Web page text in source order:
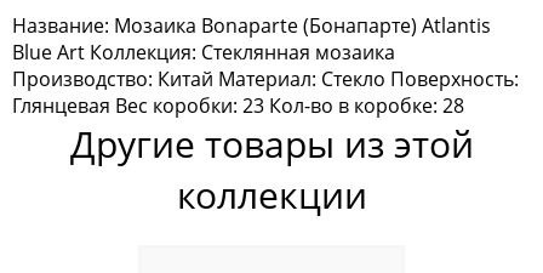
Мозаика Irida
Мозаика Keramograd
Мозаика Mir Mosaic
Мозаика NSmosaic
Название: Мозаика Bonaparte (Бонапарте) Atlantis
Blue Art Коллекция: Стеклянная мозаика
Производство: Китай Материал: Стекло Поверхность:
Глянцевая Вес коробки: 23 Кол-во в коробке: 28
Другие товары из этой
коллекции